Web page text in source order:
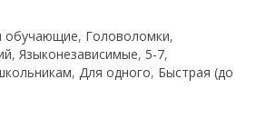
обучающие, Головоломки,
, Языконезависимые, 5-7,
, Для одного, Быстрая (до